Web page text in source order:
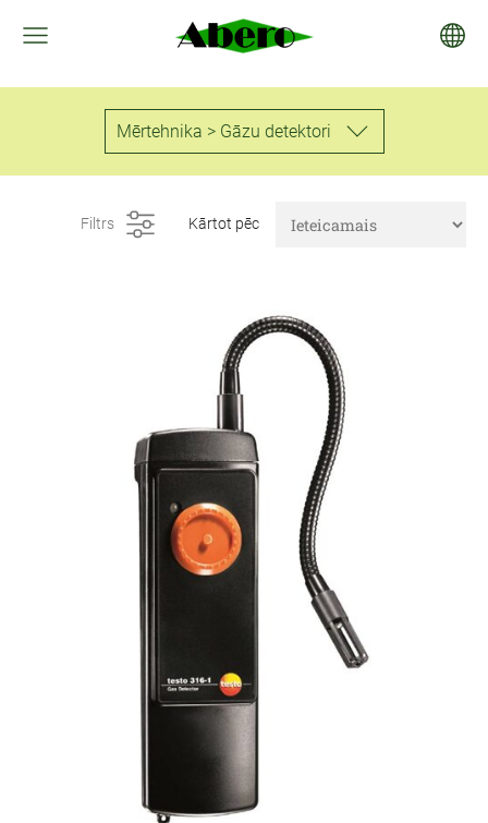
Mērtehnika > Gāzu detektori
Filtrs Kārtot pēc